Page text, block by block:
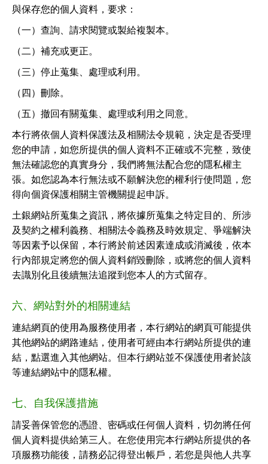
與保存您的個人資料，要求：
（一）查詢、請求閱覽或製給複製本。
（二）補充或更正。
（三）停止蒐集、處理或利用。
（四）刪除。
（五）撤回有關蒐集、處理或利用之同意。
本行將依個人資料保護法及相關法令規範，決定是否受理
您的申請，如您所提供的個人資料不正確或不完整，致使
無法確認您的真實身分，我們將無法配合您的隱私權主
張。如您認為本行無法或不願解決您的權利行使問題，您
得向個資保護相關主管機關提起申訴。
土銀網站所蒐集之資訊，將依據所蒐集之特定目的、所涉
及契約之權利義務、相關法令義務及時效規定、爭端解決
等因素予以保留，本行將於前述因素達成或消滅後，依本
行內部規定將您的個人資料銷毀刪除，或將您的個人資料
去識別化且後續無法追蹤到您本人的方式留存。
六、網站對外的相關連結
連結網頁的使用為服務使用者，本行網站的網頁可能提供
其他網站的網路連結，使用者可經由本行網站所提供的連
結，點選進入其他網站。但本行網站並不保護使用者於該
等連結網站中的隱私權。
七、自我保護措施
請妥善保管您的憑證、密碼或任何個人資料，切勿將任何
個人資料提供給第三人。在您使用完本行網站所提供的各
項服務功能後，請務必記得登出帳戶，若您是與他人共享